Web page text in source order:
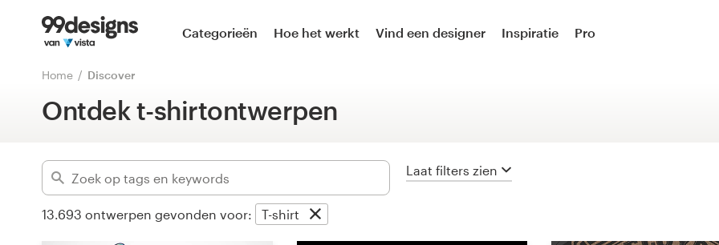
Categorieën Hoe het werkt Vind een designer Inspiratie Pro
Home Discover
Ontdek t-shirtontwerpen
Laat filters zien
13.693 ontwerpen gevonden voor: T-shirt
Gevorderd
Home
Blader door categorieën
Hoe het werkt
Inspiratie